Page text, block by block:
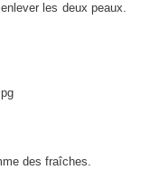
les deux peaux.
des fraîches.